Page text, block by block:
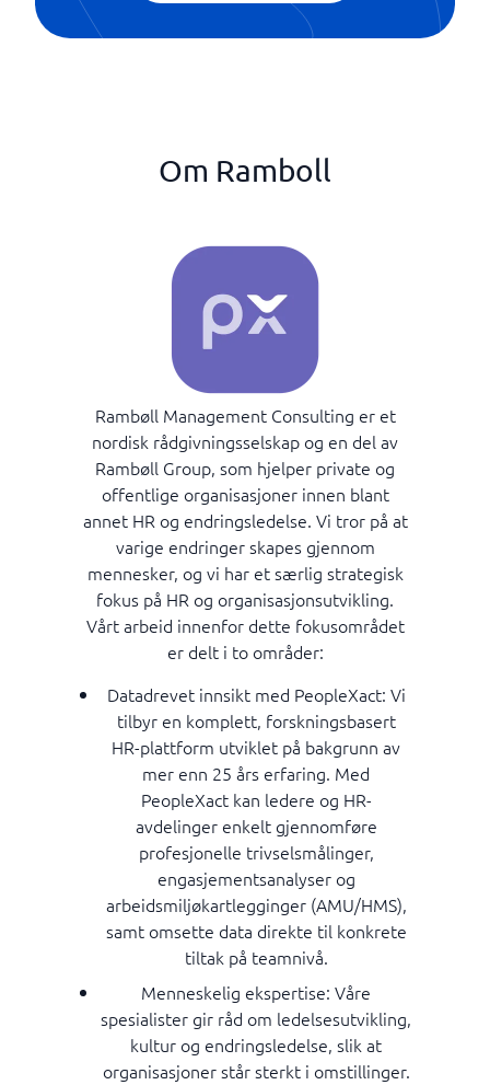
Om Ramboll
Rambøll Management Consulting er et
nordisk rådgivningsselskap og en del av
Rambøll Group, som hjelper private og
offentlige organisasjoner innen blant
annet HR og endringsledelse. Vi tror på at
varige endringer skapes gjennom
mennesker, og vi har et særlig strategisk
fokus på HR og organisasjonsutvikling.
Vårt arbeid innenfor dette fokusområdet
er delt i to områder:
Datadrevet innsikt med PeopleXact: Vi
tilbyr en komplett, forskningsbasert
HR-plattform utviklet på bakgrunn av
mer enn 25 års erfaring. Med
PeopleXact kan ledere og HR-
avdelinger enkelt gjennomføre
profesjonelle trivselsmålinger,
engasjementsanalyser og
arbeidsmiljøkartlegginger (AMU/HMS),
samt omsette data direkte til konkrete
tiltak på teamnivå.
Menneskelig ekspertise: Våre
spesialister gir råd om ledelsesutvikling,
kultur og endringsledelse, slik at
organisasjoner står sterkt i omstillinger.